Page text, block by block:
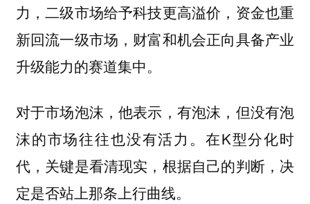
力，二级市场给予科技更高溢价，资金也重
新回流一级市场，财富和机会正向具备产业
升级能力的赛道集中。
对于市场泡沫，他表示，有泡沫，但没有泡
沫的市场往往也没有活力。在K型分化时
代，关键是看清现实，根据自己的判断，决
定是否站上那条上行曲线。